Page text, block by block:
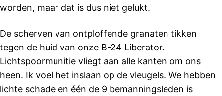
worden, maar dat is dus niet gelukt.
De scherven van ontploffende granaten tikken
tegen de huid van onze B-24 Liberator.
Lichtspoormunitie vliegt aan alle kanten om ons
heen. Ik voel het inslaan op de vleugels. We hebben
lichte schade en één de 9 bemanningsleden is